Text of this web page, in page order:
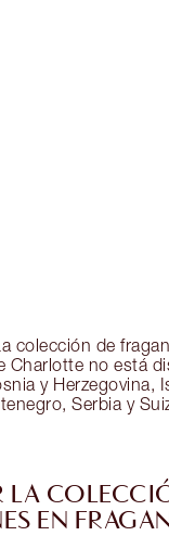
colección de
Charlotte no está
y Herzegovina,
Serbia y
LA
EN